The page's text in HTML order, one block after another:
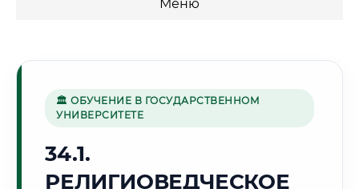
Меню
специальности"
Стоимость по программам обучения "Судебная экспертиза"
Стоимость по программам обучения "Экспертиза"
🏛 ОБУЧЕНИЕ В ГОСУДАРСТВЕННОМ
УНИВЕРСИТЕТЕ
34.1.
РЕЛИГИОВЕДЧЕСКОЕ